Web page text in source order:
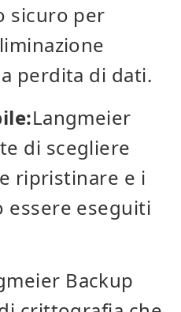
sicuro per
perdita di dati.
Langmeier
di scegliere
ripristinare e i
eseguiti
Backup